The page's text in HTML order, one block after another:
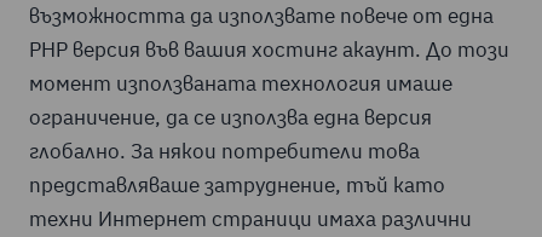
възможността да използвате повече от една
PHP версия във вашия хостинг акаунт. До този
момент използваната технология имаше
ограничение, да се използва една версия
глобално. За някои потребители това
представляваше затруднение, тъй като
техни Интернет страници имаха различни